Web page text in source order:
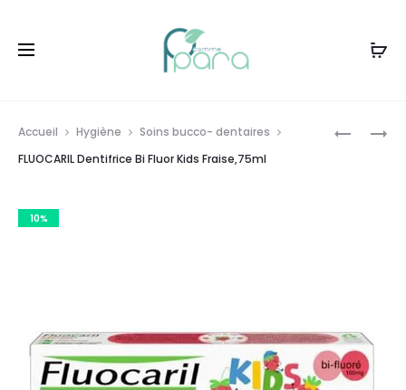
Accueil Hygiène
Soins bucco- dentaires
FLUOCARIL Dentifrice Bi Fluor Kids Fraise,75ml
10%